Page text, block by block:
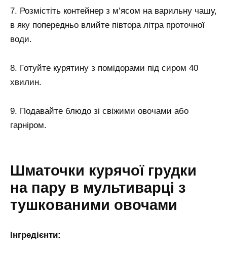
7. Розмістіть контейнер з м’ясом на варильну чашу,
в яку попередньо влийте півтора літра проточної
води.
8. Готуйте курятину з помідорами під сиром 40
хвилин.
9. Подавайте блюдо зі свіжими овочами або
гарніром.
Шматочки курячої грудки
на пару в мультиварці з
тушкованими овочами
Інгредієнти: